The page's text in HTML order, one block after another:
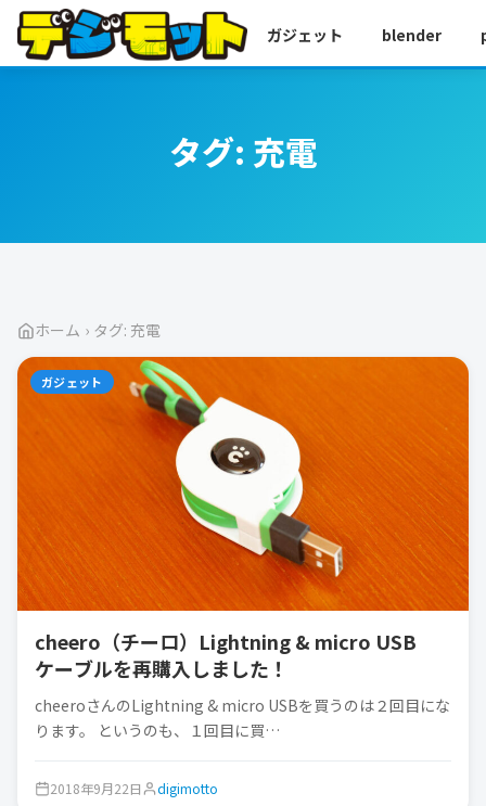
ガジェット blender
タグ: 充電
ホーム › タグ: 充電
ガジェット
cheero（チーロ）Lightning & micro USB
ケーブルを再購入しました！
cheeroさんのLightning & micro USBを買うのは２回目にな
ります。 というのも、１回目に買…
2018年9月22日 digimotto